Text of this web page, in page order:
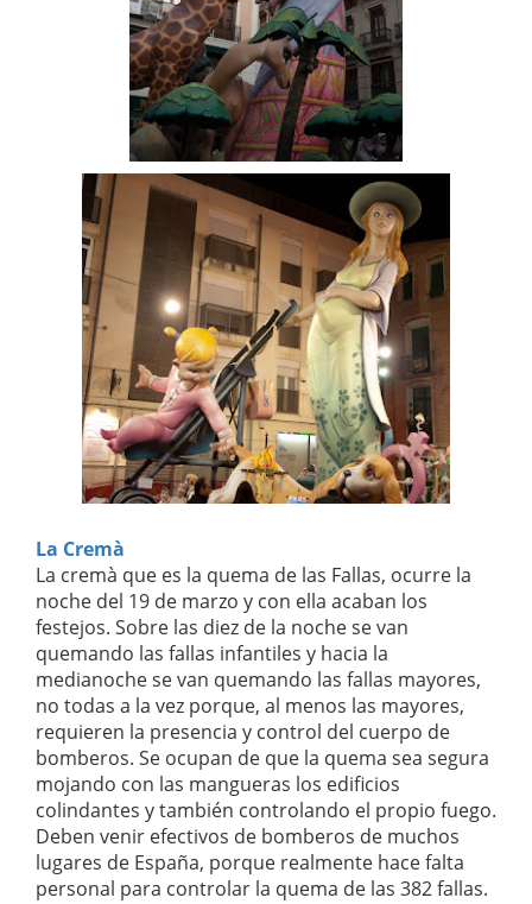
La Cremà
La cremà que es la quema de las Fallas, ocurre la
noche del 19 de marzo y con ella acaban los
festejos. Sobre las diez de la noche se van
quemando las fallas infantiles y hacia la
medianoche se van quemando las fallas mayores,
no todas a la vez porque, al menos las mayores,
requieren la presencia y control del cuerpo de
bomberos. Se ocupan de que la quema sea segura
mojando con las mangueras los edificios
colindantes y también controlando el propio fuego.
Deben venir efectivos de bomberos de muchos
lugares de España, porque realmente hace falta
personal para controlar la quema de las 382 fallas.